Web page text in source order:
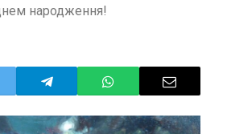
народження!